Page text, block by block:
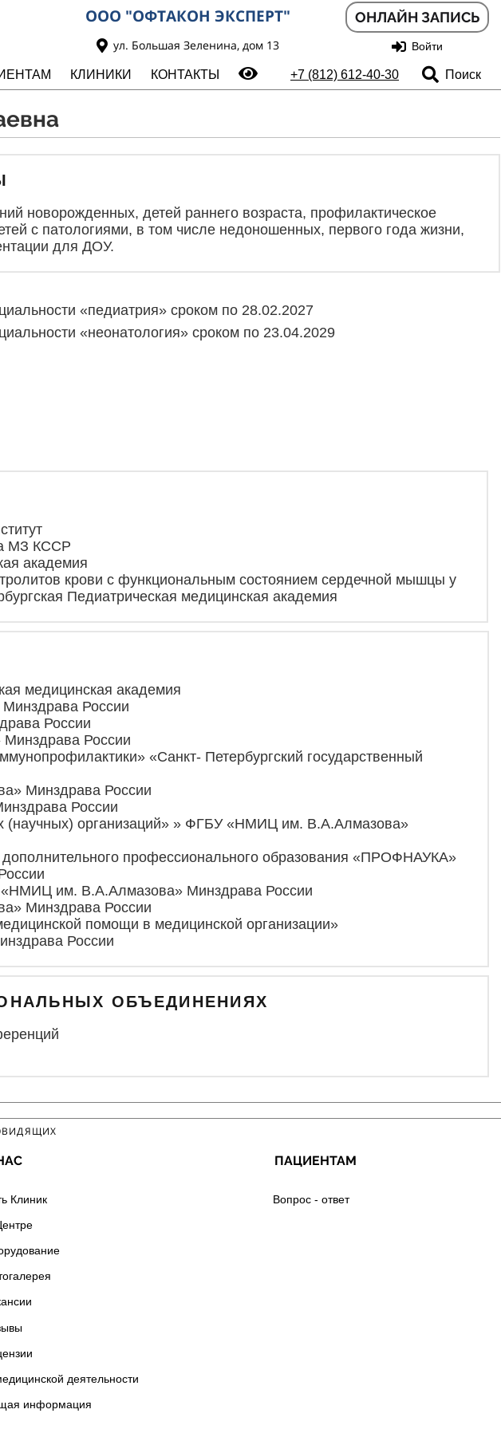
ООО "ОФТАКОН ЭКСПЕРТ"
ул. Большая Зеленина, дом 13
ОНЛАЙН ЗАПИСЬ
Войти
КЛИНИКИ КОНТАКТЫ +7 (812) 612-40-30 Поиск
новорожденных, детей раннего возраста, профилактическое
с патологиями, в том числе недоношенных, первого года жизни,
для ДОУ.
«педиатрия» сроком по 28.02.2027
«неонатология» сроком по 23.04.2029
МЗ КССР
академия
крови с функциональным состоянием сердечной мышцы у
Педиатрическая медицинская академия
медицинская академия
России
России
России
«Санкт- Петербургский государственный
Минздрава России
России
(научных) организаций» » ФГБУ «НМИЦ им. В.А.Алмазова»
профессионального образования «ПРОФНАУКА»
«НМИЦ им. В.А.Алмазова» Минздрава России
Минздрава России
помощи в медицинской организации»
России
ОБЪЕДИНЕНИЯХ
Клиник
деятельности
информация
ПАЦИЕНТАМ
Вопрос - ответ